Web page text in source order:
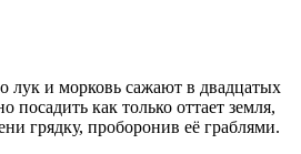
лук и морковь сажают в двадцатых
посадить как только оттает земля,
грядку, проборонив её граблями.